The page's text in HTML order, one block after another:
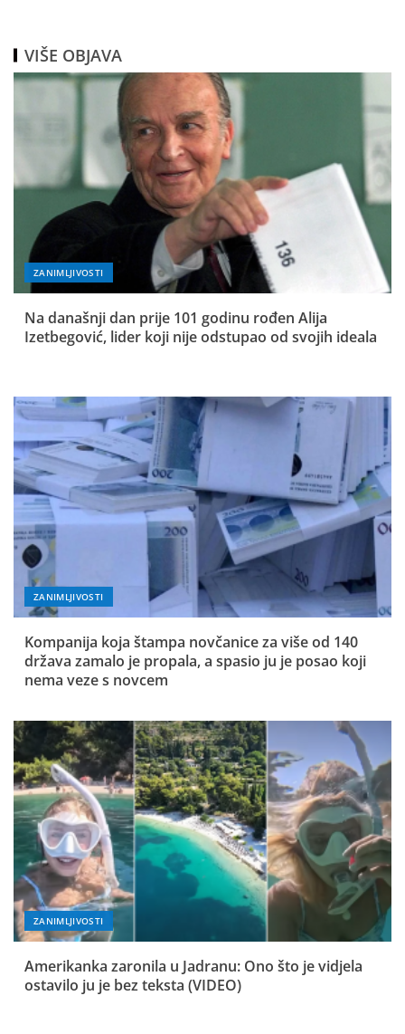
VIŠE OBJAVA
ZANIMLJIVOSTI
Na današnji dan prije 101 godinu rođen Alija
Izetbegović, lider koji nije odstupao od svojih ideala
ZANIMLJIVOSTI
Kompanija koja štampa novčanice za više od 140
država zamalo je propala, a spasio ju je posao koji
nema veze s novcem
ZANIMLJIVOSTI
Amerikanka zaronila u Jadranu: Ono što je vidjela
ostavilo ju je bez teksta (VIDEO)